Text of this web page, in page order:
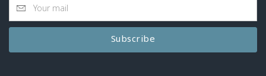
Subscribe